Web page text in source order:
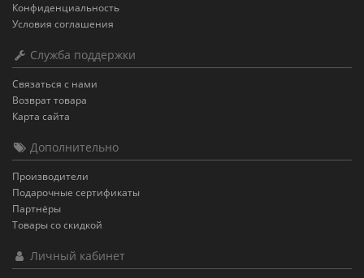
Конфиденциальность
Условия соглашения
Служба поддержки
Связаться с нами
Возврат товара
Карта сайта
Дополнительно
Производители
Подарочные сертификаты
Партнёры
Товары со скидкой
Личный кабинет